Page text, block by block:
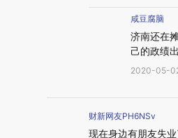
咸豆腐脑
济南还在
己的政绩
2020-05-
财新网友PH6NSv
现在身边有朋友失